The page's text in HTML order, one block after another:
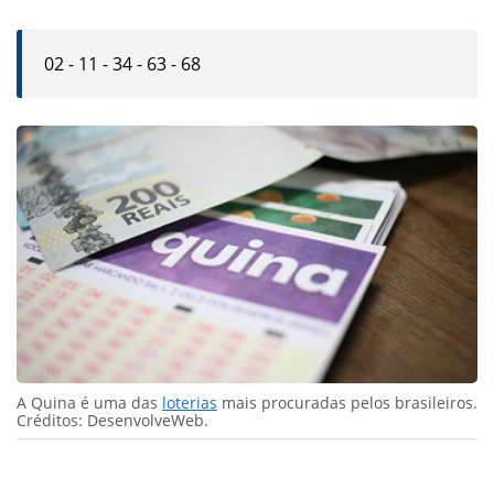
02 - 11 - 34 - 63 - 68
A Quina é uma das loterias mais procuradas pelos brasileiros.
Créditos: DesenvolveWeb.